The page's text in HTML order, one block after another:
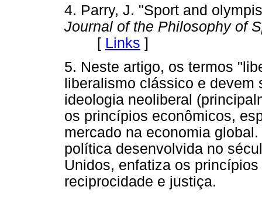
4. Parry, J. "Sport and
Journal of the Philosophy of
[ Links ]
5. Neste artigo, os termos
liberalismo clássico e devem
ideologia neoliberal
os princípios econômicos,
mercado na economia
política desenvolvida no
Unidos, enfatiza os
reciprocidade e justiça.